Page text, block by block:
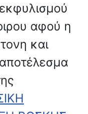
αφού η
και